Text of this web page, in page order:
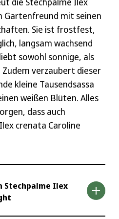
Gartenfreund mit seinen
Sie ist frostfest,
langsam wachsend
sowohl sonnige, als
verzaubert dieser
kleine Tausendsassa
weißen Blüten. Alles
dass auch
crenata Caroline
Stechpalme Ilex